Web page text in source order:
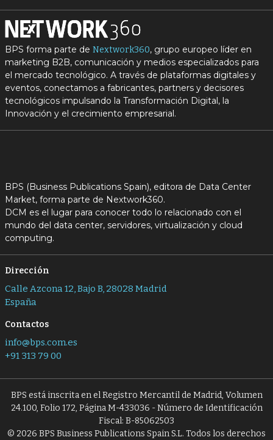
BPS forma parte de Nextwork360, grupo europeo líder en
marketing B2B, comunicación y medios especializados para
el mercado tecnológico. A través de plataformas digitales y
eventos, conectamos a fabricantes, partners y decisores
tecnológicos impulsando la Transformación Digital, la
Innovación y el crecimiento empresarial.
BPS (Business Publications Spain), editora de Data Center
Market, forma parte de Nextwork360.
DCM es el lugar para conocer todo lo relacionado con el
mundo del data center, servidores, virtualización y cloud
computing.
Dirección
Calle Azcona 12, Bajo B, 28028 Madrid
España
Contactos
info@bps.com.es
+91 313 79 00
BPS está inscrita en el Registro Mercantil de Madrid, Volumen
24.100, Folio 172, Página M-433036 - Número de Identificación
Fiscal: B-85062503
© 2026 BPS Business Publications Spain S.L. Todos los derechos